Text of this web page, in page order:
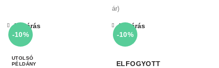
ár)
-10%
Bezárás
-10%
ELFOGYOTT
Bezárás